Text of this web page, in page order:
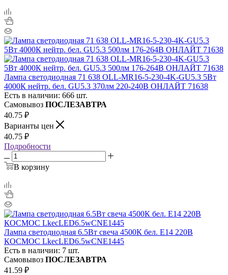
Лампа светодиодная 71 638 OLL-MR16-5-230-4K-GU5.3 5Вт
4000К нейтр. бел. GU5.3 370лм 220-240В ОНЛАЙТ 71638
Есть в наличии: 666 шт.
Самовывоз ПОСЛЕЗАВТРА
40.75 ₽
Варианты цен
40.75 ₽
Подробности
В корзину
Лампа светодиодная 6.5Вт свеча 4500К бел. E14 220В
КОСМОС LkecLED6.5wCNE1445
Есть в наличии: 7 шт.
Самовывоз ПОСЛЕЗАВТРА
41.59 ₽